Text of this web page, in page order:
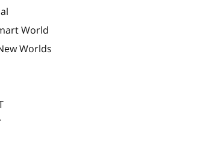
World
Worlds